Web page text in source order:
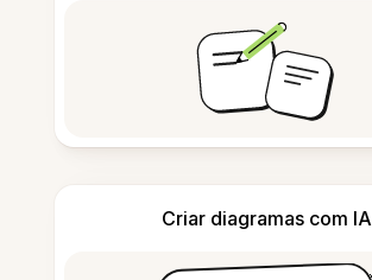
Criar diagramas com IA